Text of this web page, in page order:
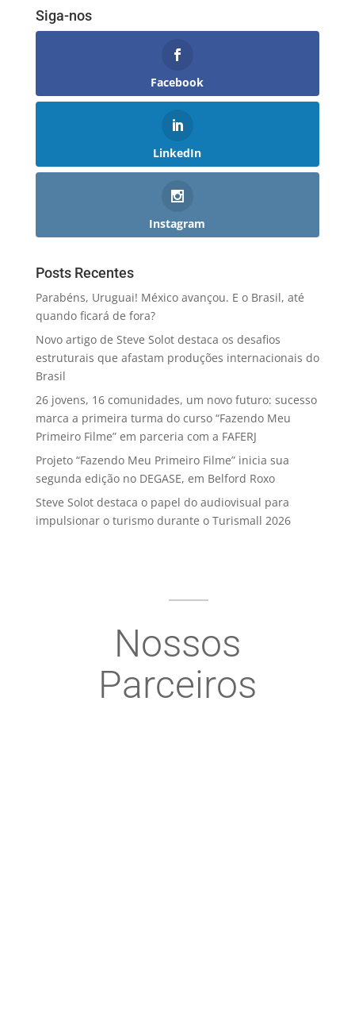
Siga-nos
Facebook
LinkedIn
Instagram
Posts Recentes
Parabéns, Uruguai! México avançou. E o Brasil, até
quando ficará de fora?
Novo artigo de Steve Solot destaca os desafios
estruturais que afastam produções internacionais do
Brasil
26 jovens, 16 comunidades, um novo futuro: sucesso
marca a primeira turma do curso “Fazendo Meu
Primeiro Filme” em parceria com a FAFERJ
Projeto “Fazendo Meu Primeiro Filme” inicia sua
segunda edição no DEGASE, em Belford Roxo
Steve Solot destaca o papel do audiovisual para
impulsionar o turismo durante o Turismall 2026
Nossos
Parceiros